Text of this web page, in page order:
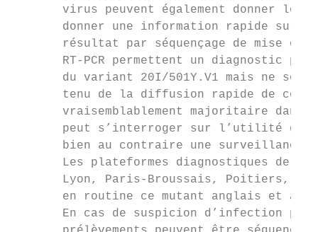
virus peuvent également donner le
donner une information rapide sur
résultat par séquençage de mise en
RT-PCR permettent un diagnostic
du variant 20I/501Y.V1 mais ne
tenu de la diffusion rapide de
vraisemblablement majoritaire dans
peut s’interroger sur l’utilité de
bien au contraire une surveillance
Les plateformes diagnostiques de
Lyon, Paris-Broussais, Poitiers,
en routine ce mutant anglais et
En cas de suspicion d’infection